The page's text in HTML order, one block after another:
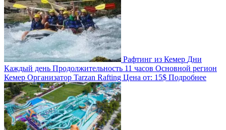
Рафтинг из Кемер Дни
Каждый день Продолжительность 11 часов Основной регион
Кемер Организатор Tarzan Rafting Цена от: 15$ Подробнее